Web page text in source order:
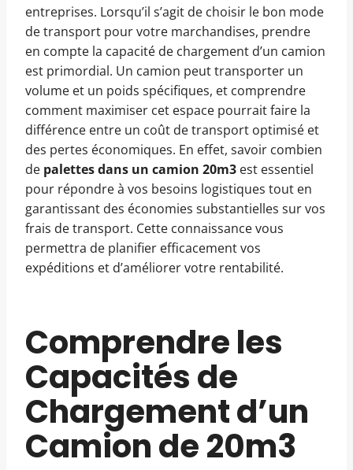
entreprises. Lorsqu’il s’agit de choisir le bon mode
de transport pour votre marchandises, prendre
en compte la capacité de chargement d’un camion
est primordial. Un camion peut transporter un
volume et un poids spécifiques, et comprendre
comment maximiser cet espace pourrait faire la
différence entre un coût de transport optimisé et
des pertes économiques. En effet, savoir combien
de palettes dans un camion 20m3 est essentiel
pour répondre à vos besoins logistiques tout en
garantissant des économies substantielles sur vos
frais de transport. Cette connaissance vous
permettra de planifier efficacement vos
expéditions et d’améliorer votre rentabilité.
Comprendre les
Capacités de
Chargement d’un
Camion de 20m3